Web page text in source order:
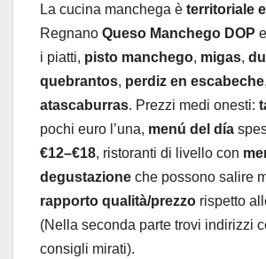
La cucina manchega è territoriale
Regnano Queso Manchego DOP e
i piatti, pisto manchego, migas,
quebrantos, perdiz en escabeche,
atascaburras. Prezzi medi onesti:
pochi euro l’una, menú del día
€12–€18, ristoranti di livello con
degustazione che possono salire
rapporto qualità/prezzo rispetto
(Nella seconda parte trovi indirizzi
consigli mirati).